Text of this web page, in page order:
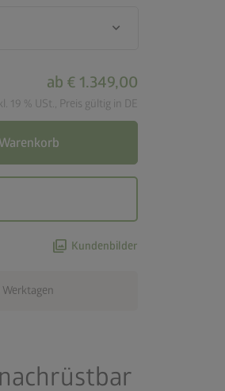
keyboard_arrow_down
ab € 1.349,00
19 % USt., Preis gültig in DE
photo_library Kundenbilder